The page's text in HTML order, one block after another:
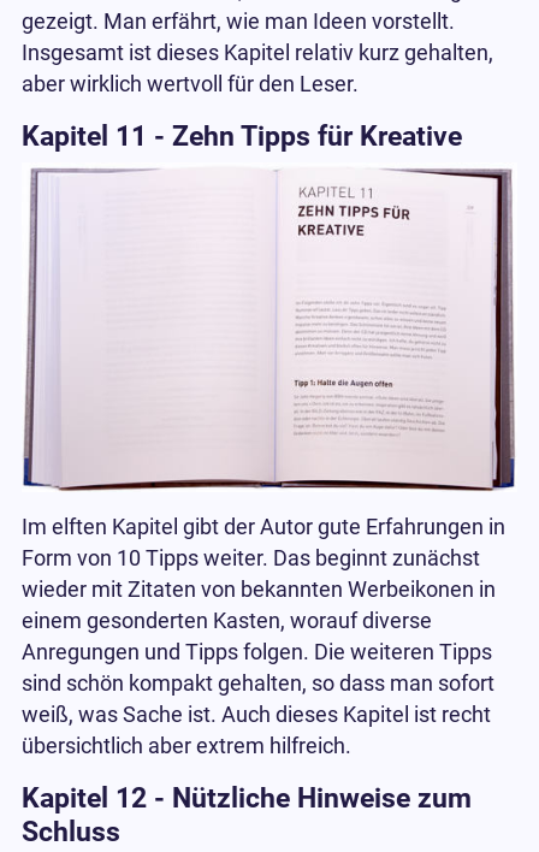
gezeigt. Man erfährt, wie man Ideen vorstellt.
Insgesamt ist dieses Kapitel relativ kurz gehalten,
aber wirklich wertvoll für den Leser.
Kapitel 11 - Zehn Tipps für Kreative
Im elften Kapitel gibt der Autor gute Erfahrungen in
Form von 10 Tipps weiter. Das beginnt zunächst
wieder mit Zitaten von bekannten Werbeikonen in
einem gesonderten Kasten, worauf diverse
Anregungen und Tipps folgen. Die weiteren Tipps
sind schön kompakt gehalten, so dass man sofort
weiß, was Sache ist. Auch dieses Kapitel ist recht
übersichtlich aber extrem hilfreich.
Kapitel 12 - Nützliche Hinweise zum
Schluss